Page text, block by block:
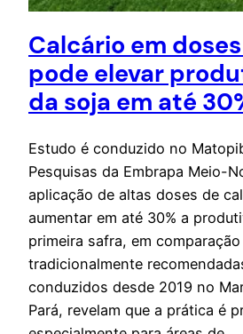
Calcário em
pode elevar
da soja em até
Estudo é conduzido no
Pesquisas da Embrapa Meio-
aplicação de altas doses de
aumentar em até 30% a
primeira safra, em
tradicionalmente
conduzidos desde 2019 no
Pará, revelam que a prática é